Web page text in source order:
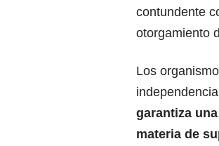
contundente
otorgamiento
Los
garantiza
materia de